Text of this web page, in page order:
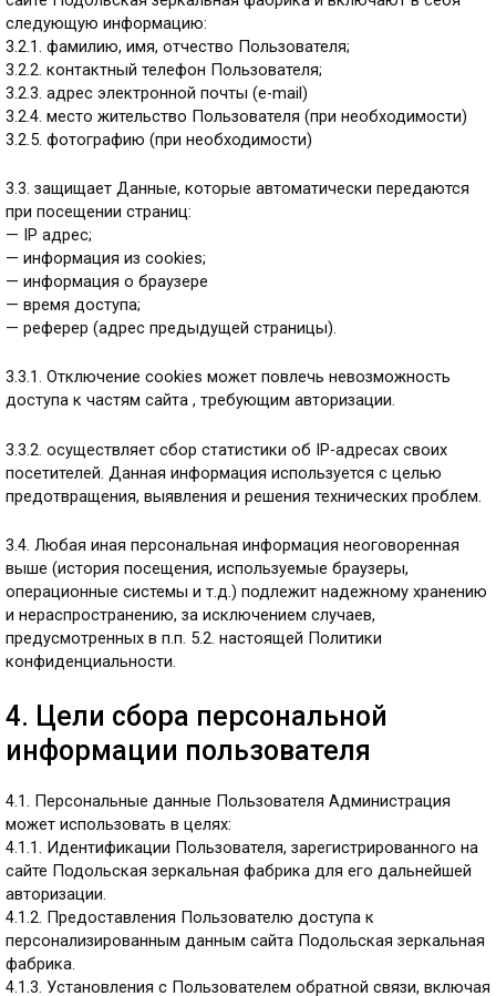
следующую информацию:
3.2.1. фамилию, имя, отчество Пользователя;
3.2.2. контактный телефон Пользователя;
3.2.3. адрес электронной почты (e-mail)
3.2.4. место жительство Пользователя (при необходимости)
3.2.5. фотографию (при необходимости)
3.3. защищает Данные, которые автоматически передаются
при посещении страниц:
— IP адрес;
— информация из cookies;
— информация о браузере
— время доступа;
— реферер (адрес предыдущей страницы).
3.3.1. Отключение cookies может повлечь невозможность
доступа к частям сайта , требующим авторизации.
3.3.2. осуществляет сбор статистики об IP-адресах своих
посетителей. Данная информация используется с целью
предотвращения, выявления и решения технических проблем.
3.4. Любая иная персональная информация неоговоренная
выше (история посещения, используемые браузеры,
операционные системы и т.д.) подлежит надежному хранению
и нераспространению, за исключением случаев,
предусмотренных в п.п. 5.2. настоящей Политики
конфиденциальности.
4. Цели сбора персональной
информации пользователя
4.1. Персональные данные Пользователя Администрация
может использовать в целях:
4.1.1. Идентификации Пользователя, зарегистрированного на
сайте Подольская зеркальная фабрика для его дальнейшей
авторизации.
4.1.2. Предоставления Пользователю доступа к
персонализированным данным сайта Подольская зеркальная
фабрика.
4.1.3. Установления с Пользователем обратной связи, включая